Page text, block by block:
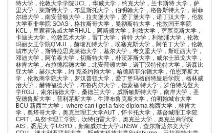
特大学，伦敦大学学院UCL，华威大学，约克大学，兰卡斯特 大学，萨
里大学，莱斯特大学，布里斯托大学，伯明翰大学，格鲁斯特大学，谢菲
尔德大学，南安普顿大学，拉夫堡大学，爱丁堡大学，诺丁汉大学，伦敦
大学亚非学院 SOAS，格拉斯哥大学，曼彻斯特大学，伦敦国王学院
KCL，皇家霍洛威大学RHUL，阿斯顿大学，利兹大学，萨塞克斯大学，
卡迪夫大学，伦敦艺术大学，雷丁大学，肯特 大学，利物浦大学，伦敦
玛丽女王学院QMUL，赫瑞瓦特大学，埃塞克斯大学，阿伯丁大学，伦敦
城市大学，斯特拉思克莱德大学，基尔大学，考文垂大学，斯旺西大学，
邓迪大学，阿伯泰大学，切斯特大学，朴茨茅斯大学，威尔士班戈大学，
林肯大学，布拉德福德大学，北安普顿大学，诺丁汉特伦特大学，诺森比
亚大学，赫尔大学，约 克圣约翰大学，哈德斯菲尔德大学，伯恩茅斯大
学，伦敦商学院大学，罗汉普顿大学，爱丁堡玛格丽特皇后学院，格林威
治大学，赫特福德大学，布鲁内尔大学，德蒙福 特大学，罗伯特戈登大
学RGU，索尔福德大学，桑德兰大学，威斯敏斯特大学，南岸大学，圣
安德鲁斯大学，普利茅斯大学，牛津布鲁克斯大学，伯明翰城市大学
BCU 新西兰大学： where can I get a fake diploma 梅西大学，林肯大
学，奥塔哥大学，奥克兰理工大学AUT，怀卡托大学，基督城理工学院
CPIT，马努卡理工学院，坎特伯雷大学，奥克兰大学，奥克兰商学院
AIS，悉尼大 学USYD，新南威尔士大学UNSW，查尔斯达尔文大学